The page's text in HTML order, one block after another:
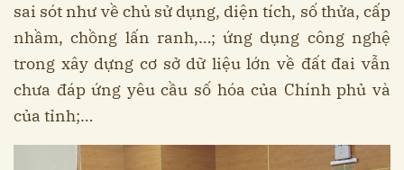
sai sót như về chủ sử dụng, diện tích, số thửa, cấp
nhầm, chồng lấn ranh,…; ứng dụng công nghệ
trong xây dựng cơ sở dữ liệu lớn về đất đai vẫn
chưa đáp ứng yêu cầu số hóa của Chính phủ và
của tỉnh;…